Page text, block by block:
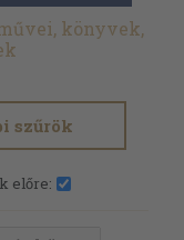
könyvek,
szűrök
előre: